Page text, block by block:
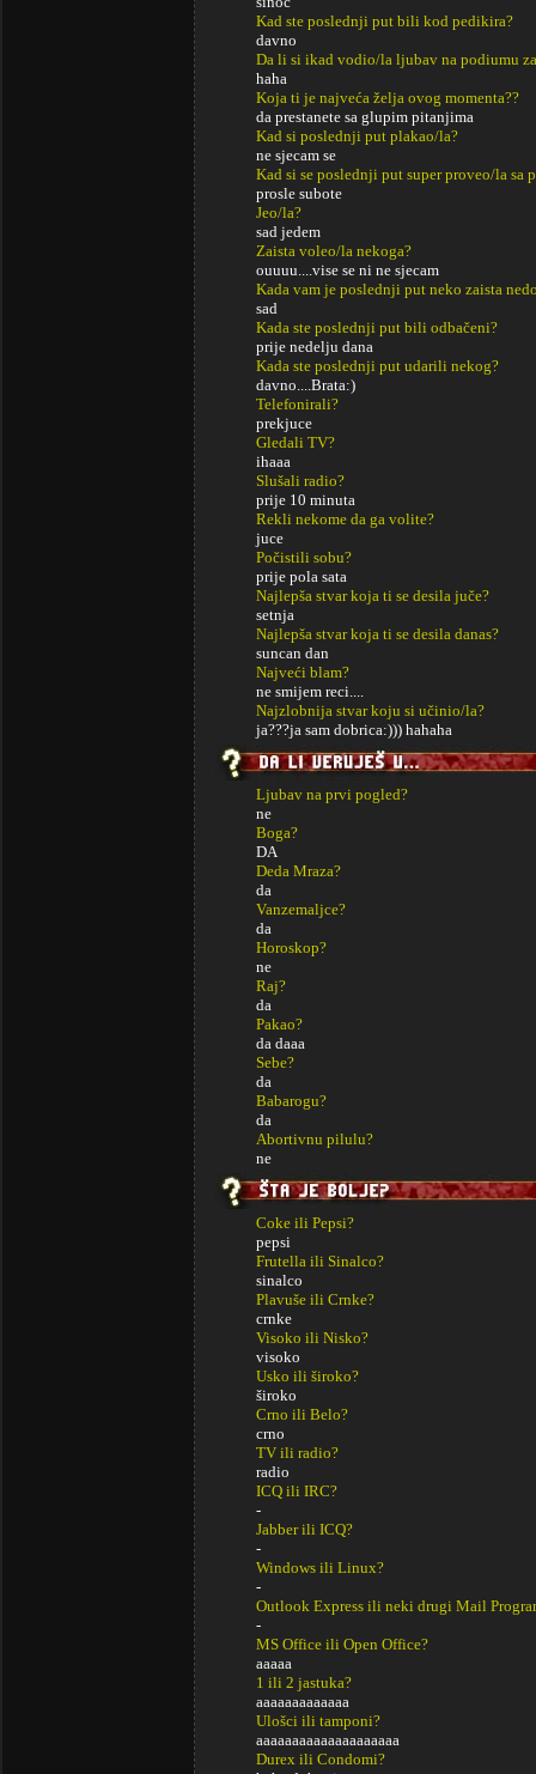
Kad ste poslednji put bili kod pedikira?
davno
Da li si ikad vodio/la ljubav na podiumu
haha
Koja ti je najveća želja ovog momenta??
da prestanete sa glupim pitanjima
Kad si poslednji put plakao/la?
ne sjecam se
Kad si se poslednji put super proveo/la sa
prosle subote
Jeo/la?
sad jedem
Zaista voleo/la nekoga?
ouuuu....vise se ni ne sjecam
Kada vam je poslednji put neko zaista
sad
Kada ste poslednji put bili odbačeni?
prije nedelju dana
Kada ste poslednji put udarili nekog?
davno....Brata:)
Telefonirali?
prekjuce
Gledali TV?
ihaaa
Slušali radio?
prije 10 minuta
Rekli nekome da ga volite?
juce
Počistili sobu?
prije pola sata
Najlepša stvar koja ti se desila juče?
setnja
Najlepša stvar koja ti se desila danas?
suncan dan
Najveći blam?
ne smijem reci....
Najzlobnija stvar koju si učinio/la?
ja???ja sam dobrica:))) hahaha
Ljubav na prvi pogled?
ne
Boga?
DA
Deda Mraza?
da
Vanzemaljce?
da
Horoskop?
ne
Raj?
da
Pakao?
da daaa
Sebe?
da
Babarogu?
da
Abortivnu pilulu?
ne
Coke ili Pepsi?
pepsi
Frutella ili Sinalco?
sinalco
Plavuše ili Crnke?
crnke
Visoko ili Nisko?
visoko
Usko ili široko?
široko
Crno ili Belo?
crno
TV ili radio?
radio
ICQ ili IRC?
-
Jabber ili ICQ?
-
Windows ili Linux?
-
Outlook Express ili neki drugi Mail
-
MS Office ili Open Office?
aaaaa
1 ili 2 jastuka?
aaaaaaaaaaaaa
Ulošci ili tamponi?
aaaaaaaaaaaaaaaaaaaa
Durex ili Condomi?